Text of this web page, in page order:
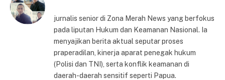
jurnalis senior di Zona Merah News yang berfokus
pada liputan Hukum dan Keamanan Nasional. Ia
menyajikan berita aktual seputar proses
praperadilan, kinerja aparat penegak hukum
(Polisi dan TNI), serta konflik keamanan di
daerah-daerah sensitif seperti Papua.